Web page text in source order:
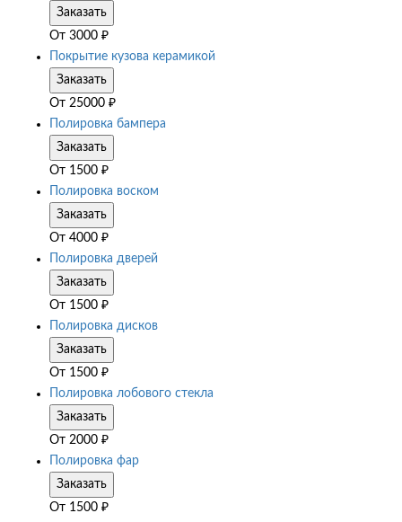
Заказать
От 3000 ₽
Покрытие кузова керамикой
Заказать
От 25000 ₽
Полировка бампера
Заказать
От 1500 ₽
Полировка воском
Заказать
От 4000 ₽
Полировка дверей
Заказать
От 1500 ₽
Полировка дисков
Заказать
От 1500 ₽
Полировка лобового стекла
Заказать
От 2000 ₽
Полировка фар
Заказать
От 1500 ₽